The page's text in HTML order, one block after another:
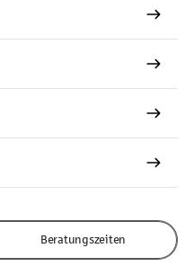
Beratungszeiten